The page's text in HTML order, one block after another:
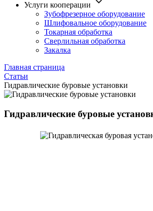
Услуги кооперации
Зубофрезерное оборудование
Шлифовальное оборудование
Токарная обработка
Cверлильная обработка
Закалка
Главная страница
Статьи
Гидравлические буровые установки
Гидравлические буровые